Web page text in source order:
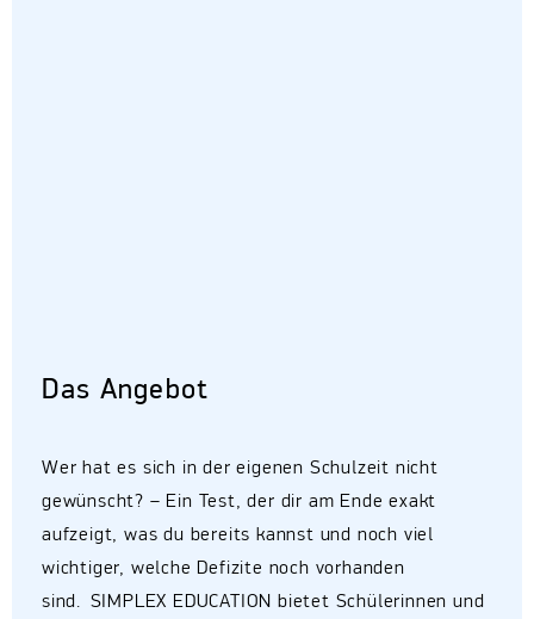
Das Angebot
Wer hat es sich in der eigenen Schulzeit nicht
gewünscht? – Ein Test, der dir am Ende exakt
aufzeigt, was du bereits kannst und noch viel
wichtiger, welche Defizite noch vorhanden
sind. SIMPLEX EDUCATION bietet Schülerinnen und